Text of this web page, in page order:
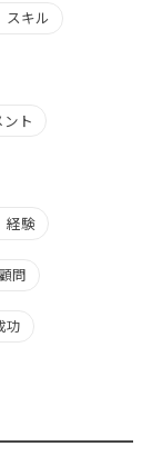
キル
ト
験
問